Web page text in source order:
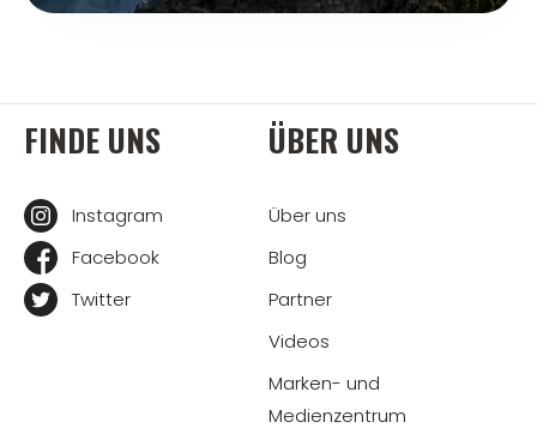
FINDE UNS
Instagram
Facebook
Twitter
ÜBER UNS
Über uns
Blog
Partner
Videos
Marken- und
Medienzentrum